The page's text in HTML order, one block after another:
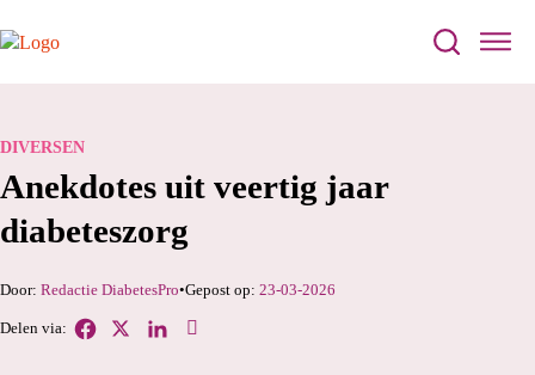
Anekdotes uit veertig jaar
diabeteszorg
Redactie DiabetesPro 23-03-2026
DIVERSEN